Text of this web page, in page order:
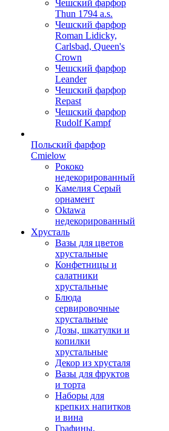
Чешский фарфор
Thun 1794 a.s.
Чешский фарфор
Roman Lidicky,
Carlsbad, Queen's
Crown
Чешский фарфор
Leander
Чешский фарфор
Repast
Чешский фарфор
Rudolf Kampf
Польский фарфор
Сmielow
Рококо
недекорированный
Камелия Серый
орнамент
Oktawa
недекорированный
Хрусталь
Вазы для цветов
хрустальные
Конфетницы и
салатники
хрустальные
Блюда
сервировочные
хрустальные
Дозы, шкатулки и
копилки
хрустальные
Декор из хрусталя
Вазы для фруктов
и торта
Наборы для
крепких напитков
и вина
Графины,